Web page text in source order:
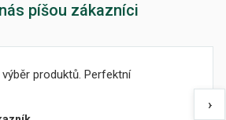
píšou zákazníci
produktů. Perfektní
›